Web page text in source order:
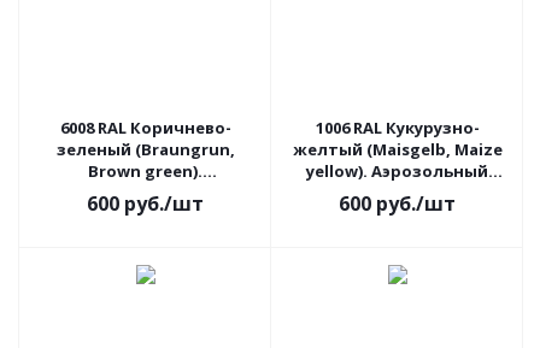
6008 RAL Коричнево-
зеленый (Braungrun,
Brown green).
Аэрозольный баллон с
краской
600 руб./шт
1006 RAL Кукурузно-
желтый (Maisgelb, Maize
yellow). Аэрозольный
баллон с краской
600 руб./шт